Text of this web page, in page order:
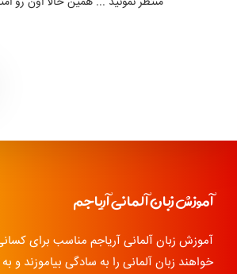
آموزش زبان آلمانی آریاجم
آموزش زبان آلمانی آریاجم مناسب برای
خواهند زبان آلمانی را به سادگی بیاموزند و